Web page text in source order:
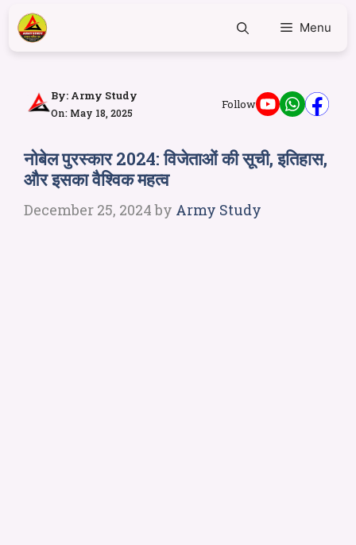
Menu
By: Army Study
On: May 18, 2025
Follow
नोबेल पुरस्कार 2024: विजेताओं की सूची, इतिहास,
और इसका वैश्विक महत्व
December 25, 2024 by Army Study